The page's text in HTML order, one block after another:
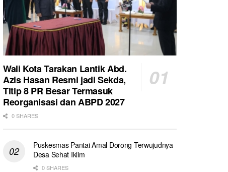
Wali Kota Tarakan Lantik Abd.
Azis Hasan Resmi jadi Sekda,
Titip 8 PR Besar Termasuk
Reorganisasi dan ABPD 2027
0 SHARES
Puskesmas Pantai Amal Dorong Terwujudnya
Desa Sehat Iklim
0 SHARES